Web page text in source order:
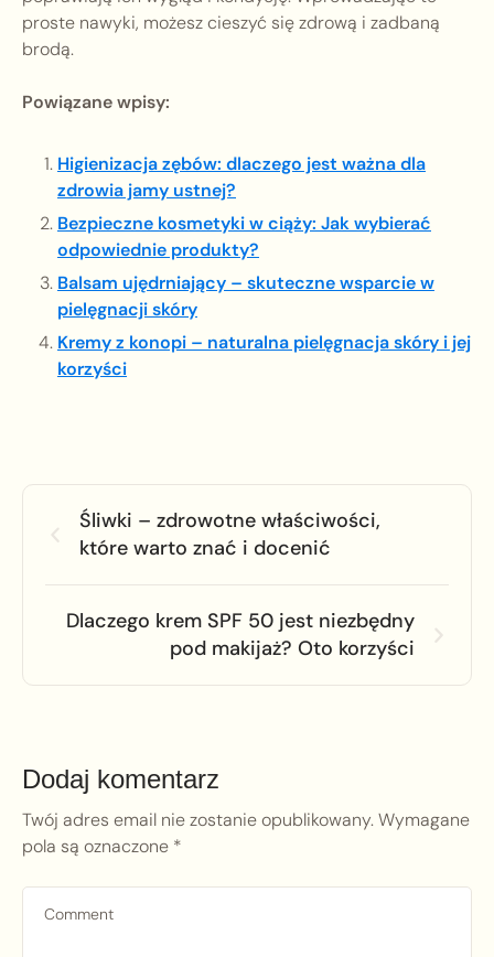
proste nawyki, możesz cieszyć się zdrową i zadbaną
brodą.
Powiązane wpisy:
Higienizacja zębów: dlaczego jest ważna dla
zdrowia jamy ustnej?
Bezpieczne kosmetyki w ciąży: Jak wybierać
odpowiednie produkty?
Balsam ujędrniający – skuteczne wsparcie w
pielęgnacji skóry
Kremy z konopi – naturalna pielęgnacja skóry i jej
korzyści
Śliwki – zdrowotne właściwości,
które warto znać i docenić
Dlaczego krem SPF 50 jest niezbędny
pod makijaż? Oto korzyści
Dodaj komentarz
Twój adres email nie zostanie opublikowany.Wymagane
pola są oznaczone *